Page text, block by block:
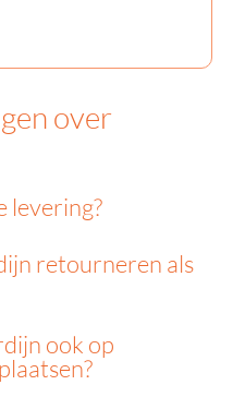
over
levering?
retourneren als
ook op